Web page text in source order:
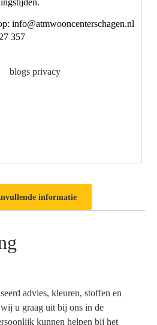
info@atmwooncenterschagen.nl
357
informatie
advies, kleuren, stoffen en
u graag uit bij ons in de
kunnen helpen bij het